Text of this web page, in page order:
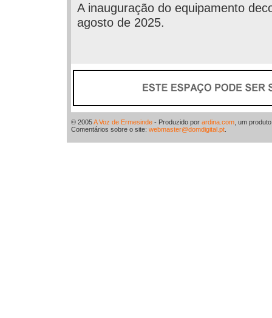
A inauguração do equipamento
agosto de 2025.
© 2005A Voz de Ermesinde - Produzido por ardina.com , um
Comentários sobre o site: webmaster@domdigital.pt